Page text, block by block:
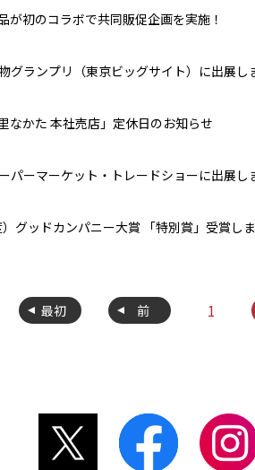
が初のコラボで共同販促企画を実施！
グランプリ（東京ビッグサイト）に出展し
なかた 本社売店」定休日のお知らせ
パーマーケット・トレードショーに出展し
グッドカンパニー大賞 「特別賞」受賞し
最初 前 1